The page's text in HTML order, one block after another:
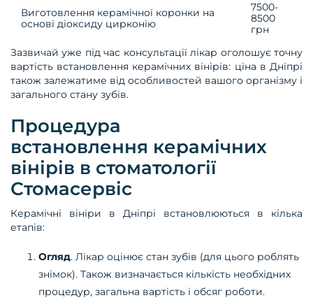
Виготовлення керамічної коронки на
основі діоксиду цирконію
7500-
8500
грн
Зазвичай уже під час консультації лікар оголошує точну
вартість встановлення керамічних вінірів: ціна в Дніпрі
також залежатиме від особливостей вашого організму і
загального стану зубів.
Процедура
встановлення керамічних
вінірів в стоматології
Стомасервіс
Керамічні вініри в Дніпрі встановлюються в кілька
етапів:
Огляд. Лікар оцінює стан зубів (для цього роблять
знімок). Також визначається кількість необхідних
процедур, загальна вартість і обсяг роботи.